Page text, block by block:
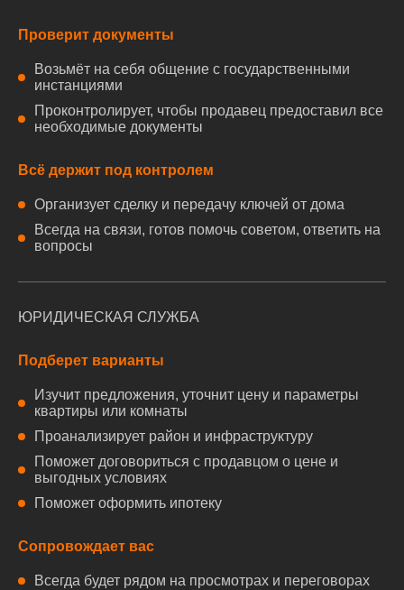
Проверит документы
Возьмёт на себя общение с государственными
инстанциями
Проконтролирует, чтобы продавец предоставил все
необходимые документы
Всё держит под контролем
Организует сделку и передачу ключей от дома
Всегда на связи, готов помочь советом, ответить на
вопросы
ЮРИДИЧЕСКАЯ СЛУЖБА
Подберет варианты
Изучит предложения, уточнит цену и параметры
квартиры или комнаты
Проанализирует район и инфраструктуру
Поможет договориться с продавцом о цене и
выгодных условиях
Поможет оформить ипотеку
Сопровождает вас
Всегда будет рядом на просмотрах и переговорах